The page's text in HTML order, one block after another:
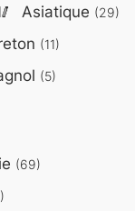
Asiatique (29)
(11)
(5)
(69)